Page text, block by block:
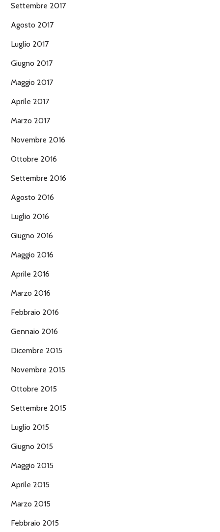
Settembre 2017
Agosto 2017
Luglio 2017
Giugno 2017
Maggio 2017
Aprile 2017
Marzo 2017
Novembre 2016
Ottobre 2016
Settembre 2016
Agosto 2016
Luglio 2016
Giugno 2016
Maggio 2016
Aprile 2016
Marzo 2016
Febbraio 2016
Gennaio 2016
Dicembre 2015
Novembre 2015
Ottobre 2015
Settembre 2015
Luglio 2015
Giugno 2015
Maggio 2015
Aprile 2015
Marzo 2015
Febbraio 2015